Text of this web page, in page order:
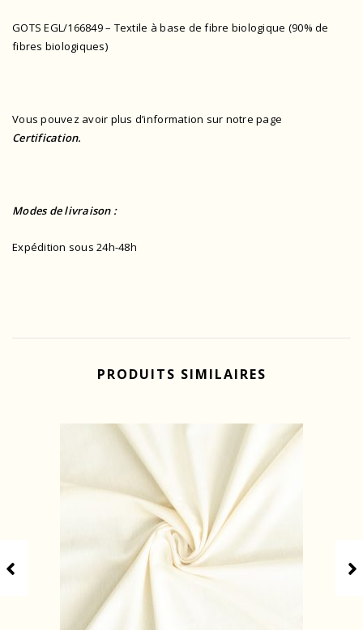
GOTS EGL/166849 – Textile à base de fibre biologique (90% de
fibres biologiques)
Vous pouvez avoir plus d’information sur notre page
Certification.
Modes de livraison :
Expédition sous 24h-48h
PRODUITS SIMILAIRES